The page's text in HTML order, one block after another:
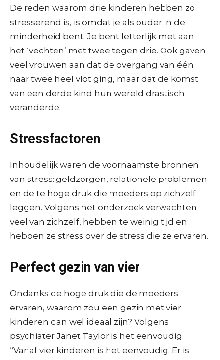
De reden waarom drie kinderen hebben zo
stresserend is, is omdat je als ouder in de
minderheid bent. Je bent letterlijk met aan
het ‘vechten’ met twee tegen drie. Ook gaven
veel vrouwen aan dat de overgang van één
naar twee heel vlot ging, maar dat de komst
van een derde kind hun wereld drastisch
veranderde.
Stressfactoren
Inhoudelijk waren de voornaamste bronnen
van stress: geldzorgen, relationele problemen
en de te hoge druk die moeders op zichzelf
leggen. Volgens het onderzoek verwachten
veel van zichzelf, hebben te weinig tijd en
hebben ze stress over de stress die ze ervaren.
Perfect gezin van vier
Ondanks de hoge druk die de moeders
ervaren, waarom zou een gezin met vier
kinderen dan wel ideaal zijn? Volgens
psychiater Janet Taylor is het eenvoudig.
“Vanaf vier kinderen is het eenvoudig. Er is